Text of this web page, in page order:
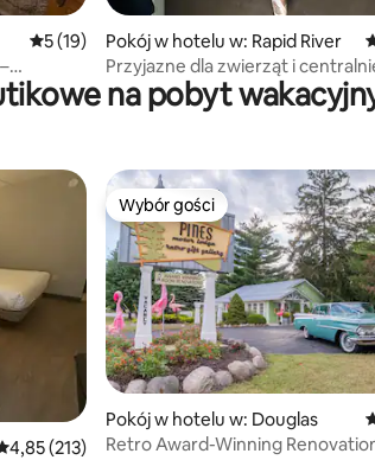
Średnia ocena: 5 na 5, liczba recenzji: 19
5 (19)
Pokój w hotelu w: Rapid River
Przyjazne dla zwierząt i
położone
na pobyt
ocena: 4,85 na 5, liczba recenzji: 213
4,85 (213)
Wybór gości
Wybór gości
Pokój w hotelu w: Douglas
Retro Award-Winning